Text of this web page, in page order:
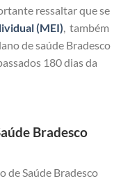
ressaltar que se
(MEI), também
de saúde Bradesco
180 dias da
Bradesco
de Saúde Bradesco